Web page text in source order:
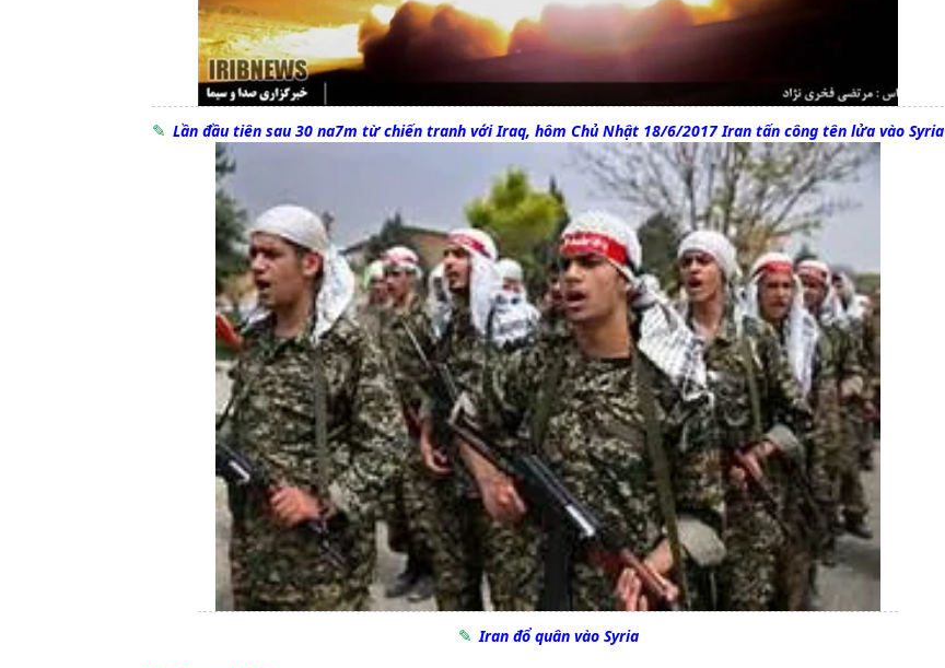
Lần đầu tiên sau 30 na7m từ chiến tranh với Iraq, hôm Chủ Nhật 18/6/2017 Iran tấn công tên lửa vào Syria
Iran đổ quân vào Syria